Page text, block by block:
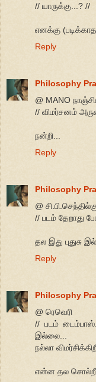
// யாருக்கு...? //
எனக்கு
Reply
Philosophy
@ MANO
// விமர்சனம்
நன்றி...
Reply
Philosophy
@
// படம் தேறாது
தல இது புதுசு
Reply
Philosophy
@ ரெவெரி
// படம்
இல்லை...
நல்லா
என்ன தல